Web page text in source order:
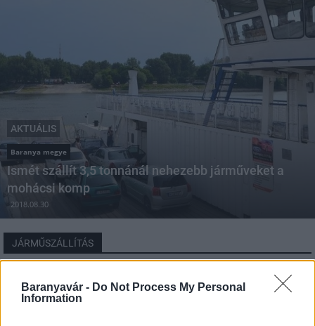
Baranyavár - Do Not Process My Personal
Information
AKTUÁLIS
Baranya megye
Ismét szállít 3,5 tonnánál nehezebb járműveket a
mohácsi komp
2018.08.30
JÁRMŰSZÁLLÍTÁS